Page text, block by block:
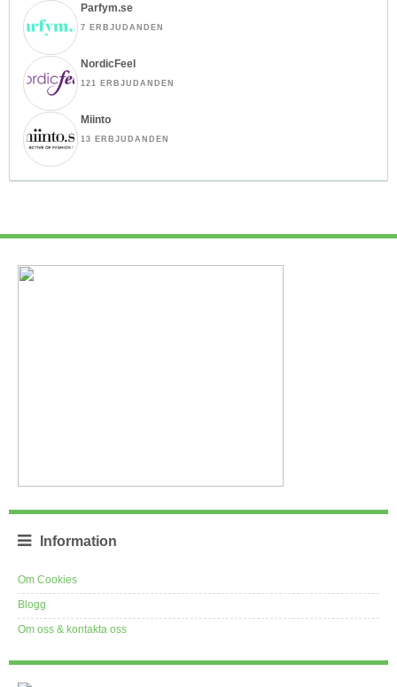
Parfym.se
7 ERBJUDANDEN
NordicFeel
121 ERBJUDANDEN
Miinto
13 ERBJUDANDEN
Information
Om Cookies
Blogg
Om oss & kontakta oss